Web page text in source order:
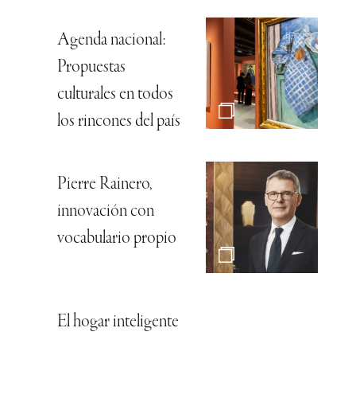
Agenda nacional:
Propuestas
culturales en todos
los rincones del país
Pierre Rainero,
innovación con
vocabulario propio
El hogar inteligente